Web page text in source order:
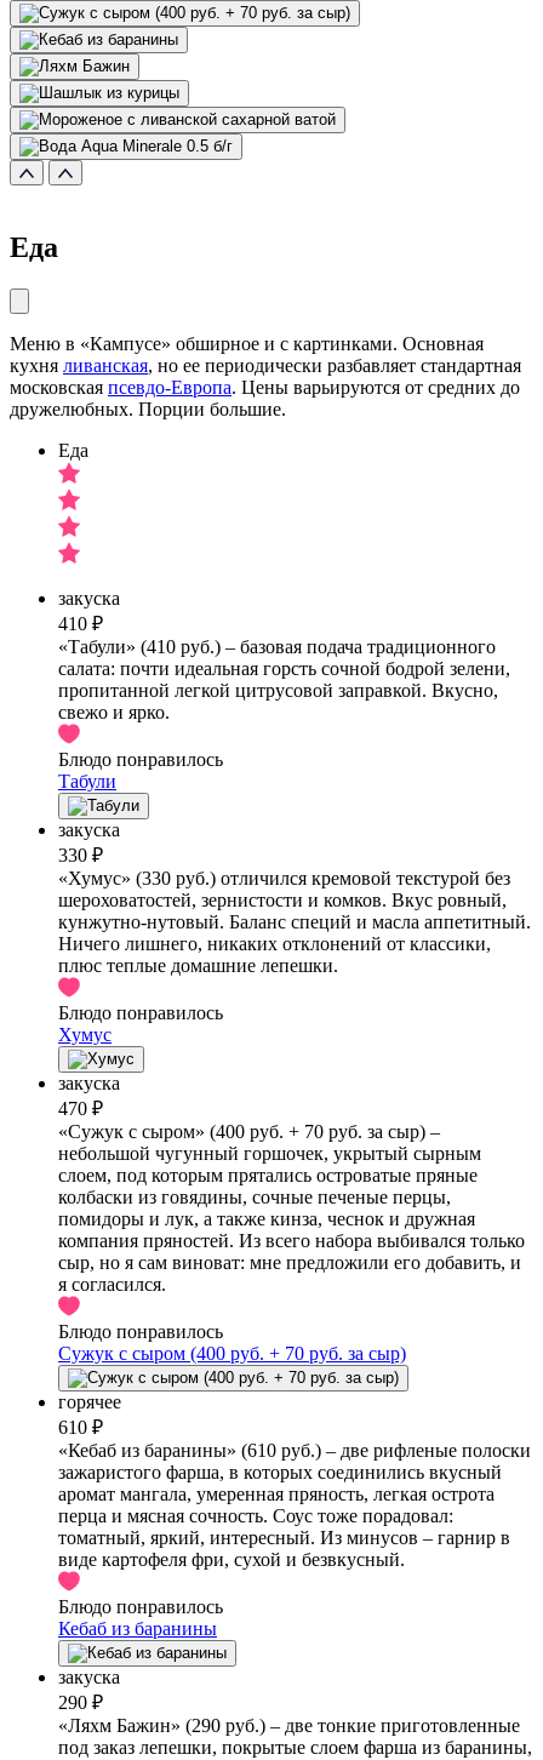
Еда
Меню в «Кампусе» обширное и с картинками. Основная
кухня ливанская, но ее периодически разбавляет стандартная
московская псевдо-Европа. Цены варьируются от средних до
дружелюбных. Порции большие.
Еда
закуска
410 ₽
«Табули» (410 руб.) – базовая подача традиционного
салата: почти идеальная горсть сочной бодрой зелени,
пропитанной легкой цитрусовой заправкой. Вкусно,
свежо и ярко.
Блюдо понравилось
Табули
закуска
330 ₽
«Хумус» (330 руб.) отличился кремовой текстурой без
шероховатостей, зернистости и комков. Вкус ровный,
кунжутно-нутовый. Баланс специй и масла аппетитный.
Ничего лишнего, никаких отклонений от классики,
плюс теплые домашние лепешки.
Блюдо понравилось
Хумус
закуска
470 ₽
«Сужук с сыром» (400 руб. + 70 руб. за сыр) –
небольшой чугунный горшочек, укрытый сырным
слоем, под которым прятались островатые пряные
колбаски из говядины, сочные печеные перцы,
помидоры и лук, а также кинза, чеснок и дружная
компания пряностей. Из всего набора выбивался только
сыр, но я сам виноват: мне предложили его добавить, и
я согласился.
Блюдо понравилось
Сужук с сыром (400 руб. + 70 руб. за сыр)
горячее
610 ₽
«Кебаб из баранины» (610 руб.) – две рифленые полоски
зажаристого фарша, в которых соединились вкусный
аромат мангала, умеренная пряность, легкая острота
перца и мясная сочность. Соус тоже порадовал:
томатный, яркий, интересный. Из минусов – гарнир в
виде картофеля фри, сухой и безвкусный.
Блюдо понравилось
Кебаб из баранины
закуска
290 ₽
«Ляхм Бажин» (290 руб.) – две тонкие приготовленные
под заказ лепешки, покрытые слоем фарша из баранины,